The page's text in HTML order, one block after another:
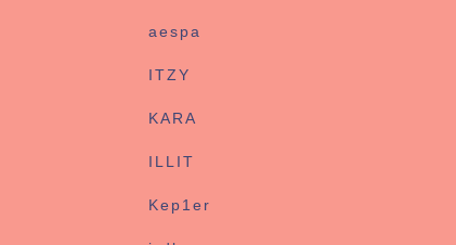
aespa
ITZY
KARA
ILLIT
Kep1er